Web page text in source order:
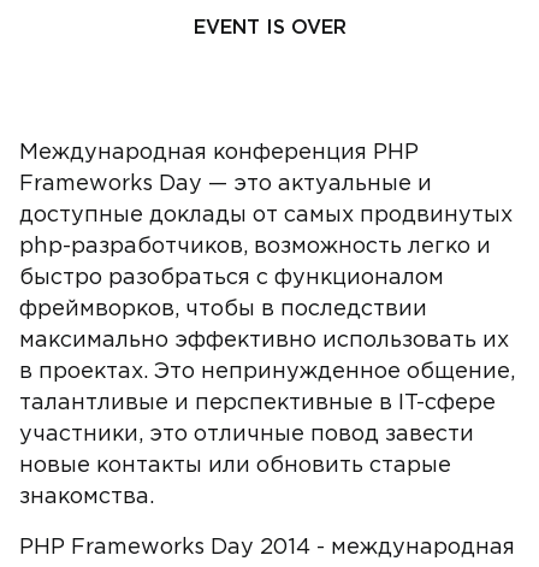
EVENT IS OVER
Международная конференция PHP
Frameworks Day — это актуальные и
доступные доклады от самых продвинутых
php-разработчиков, возможность легко и
быстро разобраться с функционалом
фреймворков, чтобы в последствии
максимально эффективно использовать их
в проектах. Это непринужденное общение,
талантливые и перспективные в IT-сфере
участники, это отличные повод завести
новые контакты или обновить старые
знакомства.
PHP Frameworks Day 2014 - международная